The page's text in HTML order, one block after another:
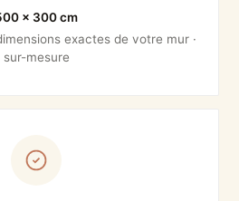
× 300 cm
exactes de votre mur ·
sur-mesure